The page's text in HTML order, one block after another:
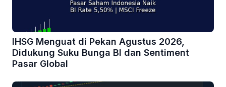
IHSG Menguat di Pekan Agustus 2026,
Didukung Suku Bunga BI dan Sentiment
Pasar Global